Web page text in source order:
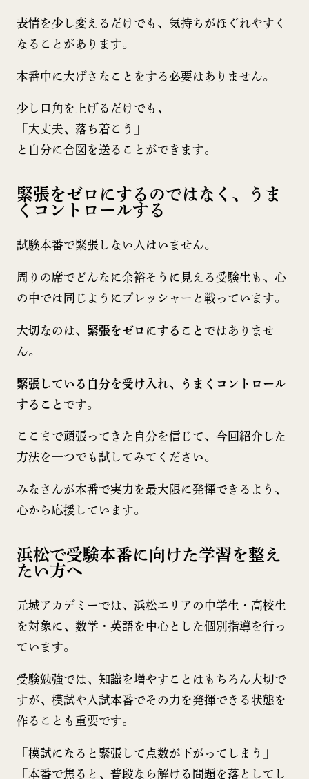
表情を少し変えるだけでも、気持ちがほぐれやすく
なることがあります。
本番中に大げさなことをする必要はありません。
少し口角を上げるだけでも、
「大丈夫、落ち着こう」
と自分に合図を送ることができます。
緊張をゼロにするのではなく、うま
くコントロールする
試験本番で緊張しない人はいません。
周りの席でどんなに余裕そうに見える受験生も、心
の中では同じようにプレッシャーと戦っています。
大切なのは、 緊張をゼロにすること ではありませ
ん。
緊張している自分を受け入れ、うまくコントロール
すること です。
ここまで頑張ってきた自分を信じて、今回紹介した
方法を一つでも試してみてください。
みなさんが本番で実力を最大限に発揮できるよう、
心から応援しています。
浜松で受験本番に向けた学習を整え
たい方へ
元城アカデミーでは、浜松エリアの中学生・高校生
を対象に、数学・英語を中心とした個別指導を行っ
ています。
受験勉強では、知識を増やすことはもちろん大切で
すが、模試や入試本番でその力を発揮できる状態を
作ることも重要です。
「模試になると緊張して点数が下がってしまう」
「本番で焦ると、普段なら解ける問題を落としてし